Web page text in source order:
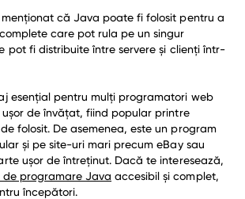
că Java poate fi folosit pentru a
care pot rula pe un singur
pot fi distribuite între servere și clienți într-
esențial pentru mulți programatori web
ușor de învățat, fiind popular printre
folosit. De asemenea, este un program
și pe site-uri mari precum eBay sau
ușor de întreținut. Dacă te interesează,
de programare Java accesibil și complet,
începători.